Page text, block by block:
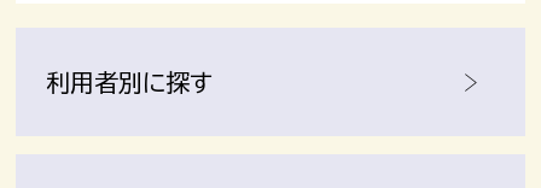
利用者別に探す